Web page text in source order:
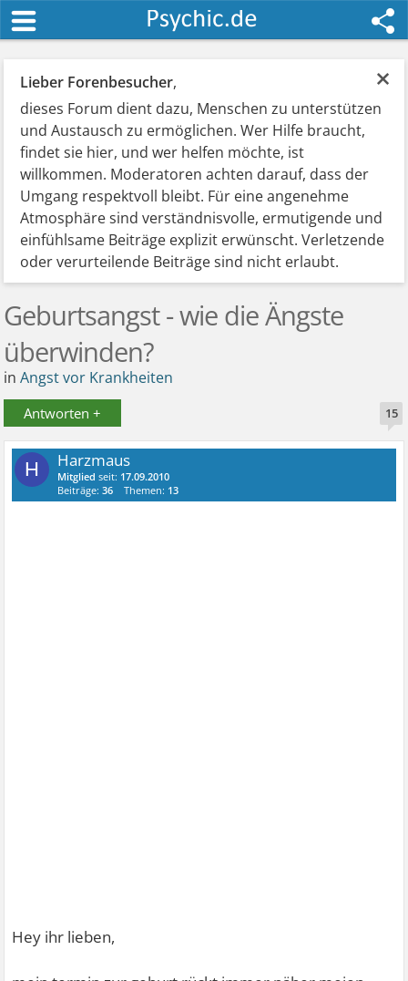
×
Lieber Forenbesucher,
dieses Forum dient dazu, Menschen zu unterstützen
und Austausch zu ermöglichen. Wer Hilfe braucht,
findet sie hier, und wer helfen möchte, ist
willkommen. Moderatoren achten darauf, dass der
Umgang respektvoll bleibt. Für eine angenehme
Atmosphäre sind verständnisvolle, ermutigende und
einfühlsame Beiträge explizit erwünscht. Verletzende
oder verurteilende Beiträge sind nicht erlaubt.
Geburtsangst - wie die Ängste
überwinden?
inAngst vor Krankheiten
Antworten + 15
H Harzmaus
Mitglied seit: 17.09.2010
Beiträge:36 Themen: 13
Hey ihr lieben,